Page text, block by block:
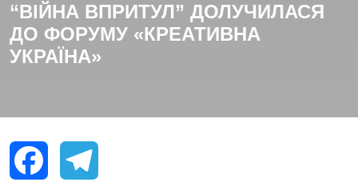
НОВИНИ
КОНТАКТИ
“ВІЙНА ВПРИТУЛ” ДОЛУЧИЛАСЯ
ДО ФОРУМУ «КРЕАТИВНА
УКРАЇНА»